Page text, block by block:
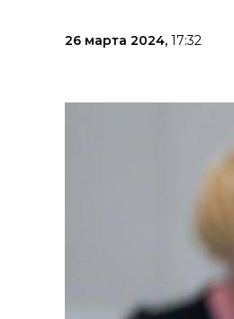
26 марта 2024, 17:32